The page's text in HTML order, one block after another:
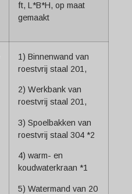
ft, L*B*H, op maat
gemaakt
1) Binnenwand van
roestvrij staal 201,
2) Werkbank van
roestvrij staal 201,
3) Spoelbakken van
roestvrij staal 304 *2
4) warm- en
koudwaterkraan *1
5) Watermand van 20